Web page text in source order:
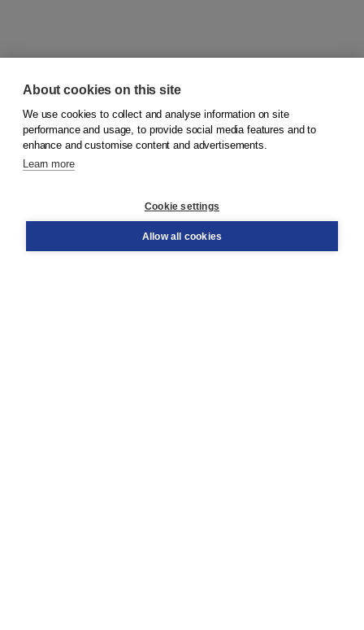
© 2026Koninklijke Boom uitgevers
Order
About cookies on this site
We use cookies to collect and analyse information on site
performance and usage, to provide social media features and to
enhance and customise content and advertisements.
Learn more
Cookie settings
Allow all cookies